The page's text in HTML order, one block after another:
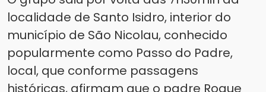
localidade de Santo Isidro, interior do
município de São Nicolau, conhecido
popularmente como Passo do Padre,
local, que conforme passagens
históricas, afirmam que o padre Roque